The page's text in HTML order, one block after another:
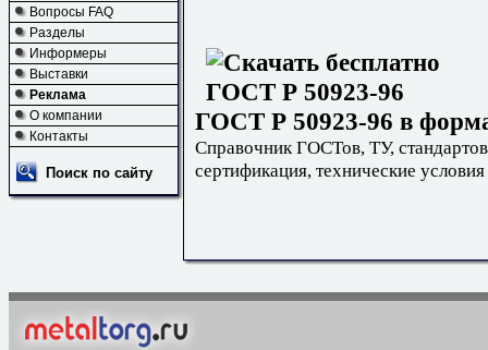
Вопросы FAQ
Разделы
Информеры
Выставки
Реклама
О компании
Контакты
Поиск по сайту
ГОСТ Р 50923-96 в
Справочник ГОСТов, ТУ,
сертификация, технические условия